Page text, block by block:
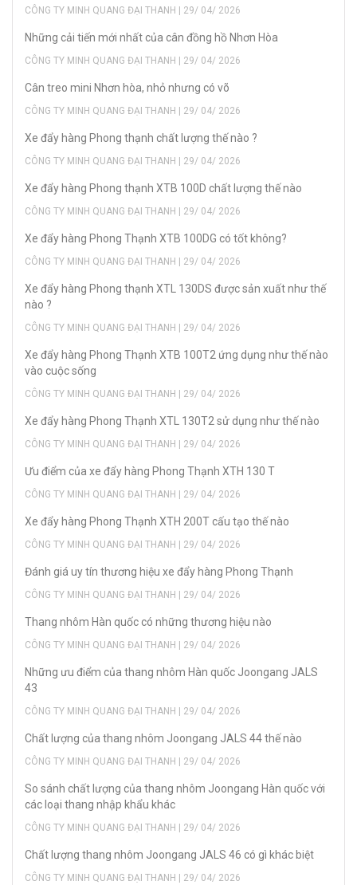
CÔNG TY MINH QUANG ĐẠI THANH | 29/ 04/ 2026
Những cải tiến mới nhất của cân đồng hồ Nhơn Hòa
CÔNG TY MINH QUANG ĐẠI THANH | 29/ 04/ 2026
Cân treo mini Nhơn hòa, nhỏ nhưng có võ
CÔNG TY MINH QUANG ĐẠI THANH | 29/ 04/ 2026
Xe đẩy hàng Phong thạnh chất lượng thế nào ?
CÔNG TY MINH QUANG ĐẠI THANH | 29/ 04/ 2026
Xe đẩy hàng Phong thạnh XTB 100D chất lượng thế nào
CÔNG TY MINH QUANG ĐẠI THANH | 29/ 04/ 2026
Xe đẩy hàng Phong Thạnh XTB 100DG có tốt không?
CÔNG TY MINH QUANG ĐẠI THANH | 29/ 04/ 2026
Xe đẩy hàng Phong thạnh XTL 130DS được sản xuất như thế
nào ?
CÔNG TY MINH QUANG ĐẠI THANH | 29/ 04/ 2026
Xe đẩy hàng Phong Thạnh XTB 100T2 ứng dụng như thế nào
vào cuộc sống
CÔNG TY MINH QUANG ĐẠI THANH | 29/ 04/ 2026
Xe đẩy hàng Phong Thạnh XTL 130T2 sử dụng như thế nào
CÔNG TY MINH QUANG ĐẠI THANH | 29/ 04/ 2026
Ưu điểm của xe đẩy hàng Phong Thạnh XTH 130 T
CÔNG TY MINH QUANG ĐẠI THANH | 29/ 04/ 2026
Xe đẩy hàng Phong Thạnh XTH 200T cấu tạo thế nào
CÔNG TY MINH QUANG ĐẠI THANH | 29/ 04/ 2026
Đánh giá uy tín thương hiệu xe đẩy hàng Phong Thạnh
CÔNG TY MINH QUANG ĐẠI THANH | 29/ 04/ 2026
Thang nhôm Hàn quốc có những thương hiệu nào
CÔNG TY MINH QUANG ĐẠI THANH | 29/ 04/ 2026
Những ưu điểm của thang nhôm Hàn quốc Joongang JALS
43
CÔNG TY MINH QUANG ĐẠI THANH | 29/ 04/ 2026
Chất lượng của thang nhôm Joongang JALS 44 thế nào
CÔNG TY MINH QUANG ĐẠI THANH | 29/ 04/ 2026
So sánh chất lượng của thang nhôm Joongang Hàn quốc với
các loại thang nhập khẩu khác
CÔNG TY MINH QUANG ĐẠI THANH | 29/ 04/ 2026
Chất lượng thang nhôm Joongang JALS 46 có gì khác biệt
CÔNG TY MINH QUANG ĐẠI THANH | 29/ 04/ 2026